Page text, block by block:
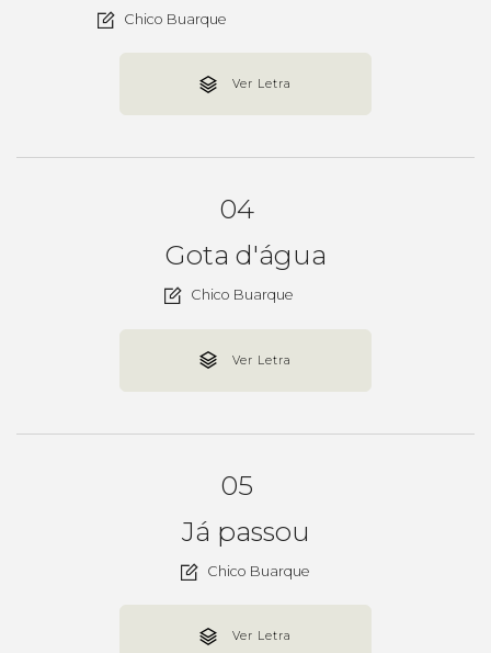
Chico Buarque
Ver Letra
04
Gota d'água
Chico Buarque
Ver Letra
05
Já passou
Chico Buarque
Ver Letra